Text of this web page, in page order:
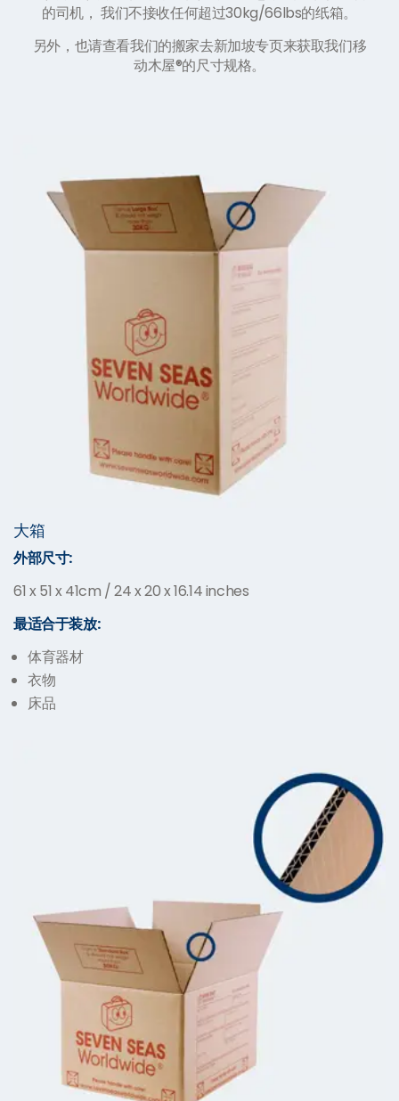
的司机， 我们不接收任何超过30kg/66lbs的纸箱。
另外，也请查看我们的搬家去新加坡专页来获取我们移
动木屋®的尺寸规格。
大箱
外部尺寸:
61 x 51 x 41cm / 24 x 20 x 16.14 inches
最适合于装放:
体育器材
衣物
床品